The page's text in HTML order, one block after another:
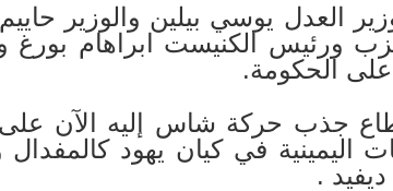
يوسي بيلين والوزير حاييم
ورئيس الكنيست ابراهام
على الحكومة.
جذب حركة شاس إليه الآن
اليمينية في كيان يهود كالمفدال
.